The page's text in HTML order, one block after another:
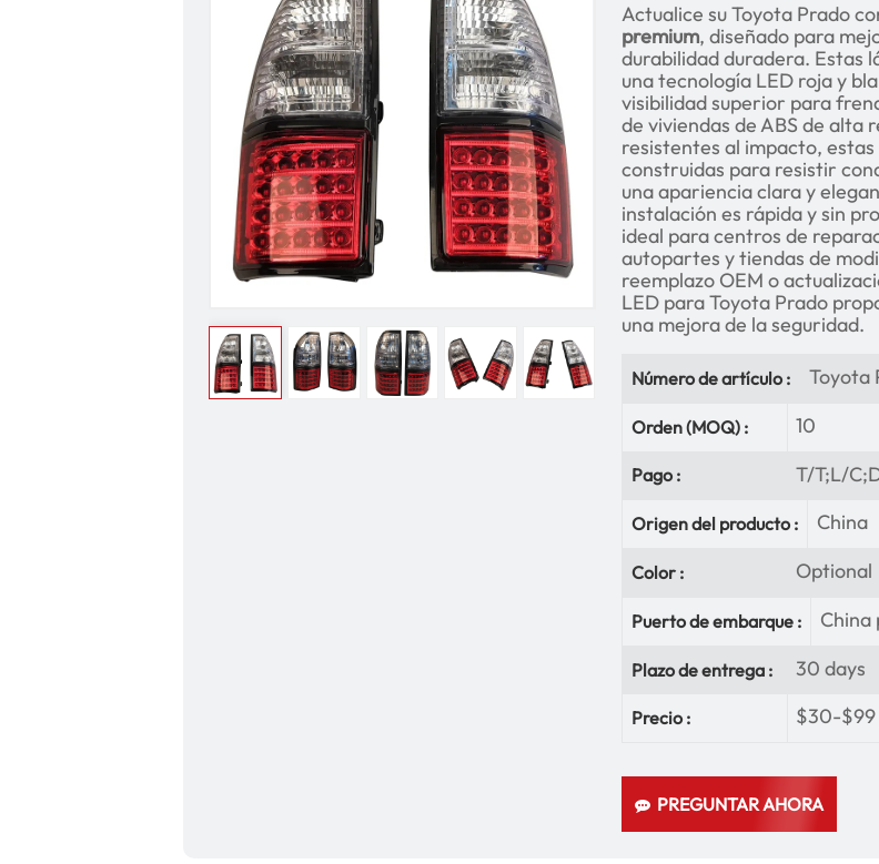
Actualice su Toyota Prado
premium, diseñado para
durabilidad duradera. Estas
una tecnología LED roja y
visibilidad superior para
de viviendas de ABS de alta
resistentes al impacto,
construidas para resistir
una apariencia clara y
instalación es rápida y sin
ideal para centros de
autopartes y tiendas de
reemplazo OEM o
LED para Toyota Prado
una mejora de la seguridad.
Número de artículo : Toyota
Orden (MOQ) : 10
Pago : T/T;L/
Origen del producto : China
Color : Optional
Puerto de embarque :
Plazo de entrega : 30 days
Precio : $30-$99
PREGUNTAR AHORA